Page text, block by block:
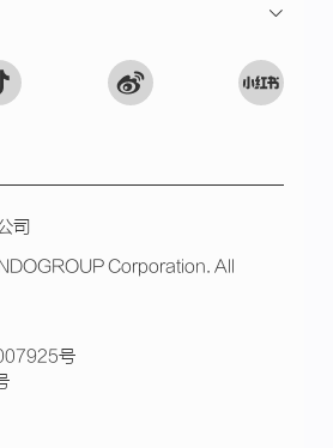
司
Corporation. All
号